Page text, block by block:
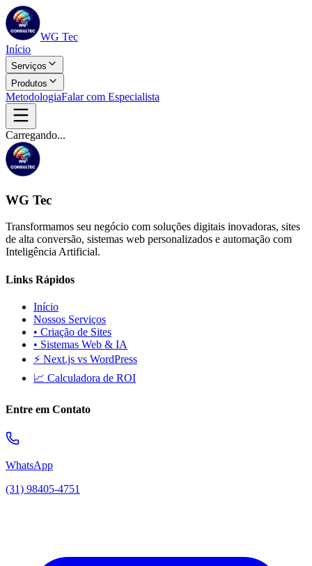
WG Tec
Início
Serviços
Produtos
MetodologiaFalar com Especialista
Carregando...
WG Tec
Transformamos seu negócio com soluções digitais inovadoras, sites
de alta conversão, sistemas web personalizados e automação com
Inteligência Artificial.
Links Rápidos
Início
Nossos Serviços
• Criação de Sites
• Sistemas Web & IA
⚡ Next.js vs WordPress
📈 Calculadora de ROI
Entre em Contato
WhatsApp
(31) 98405-4751